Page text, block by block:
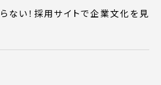
ない！採用サイトで企業文化を見